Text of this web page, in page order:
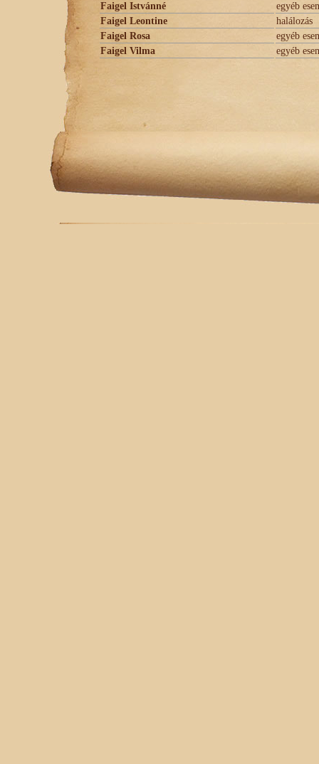
Faigel Istvánné
egyéb
Faigel Leontine
halálozás
Faigel Rosa
egyéb
Faigel Vilma
egyéb